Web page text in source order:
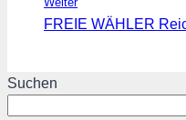
FREIE WÄHLER
Suchen